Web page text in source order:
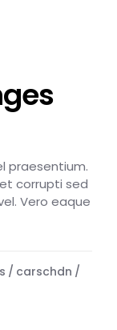
praesentium.
corrupti sed
Vero eaque
carschdn